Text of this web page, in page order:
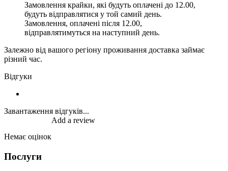
Замовлення крайки, які будуть оплачені до 12.00,
будуть відправлятися у той самий день.
Замовлення, оплачені після 12.00,
відправлятимуться на наступний день.
Залежно від вашого регіону проживання доставка займає
різний час.
Відгуки
Завантаження відгуків...
Немає оцінок
Add a review
Послуги